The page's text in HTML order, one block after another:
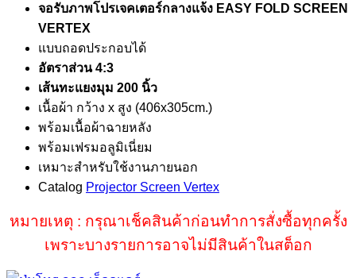
was:
฿56,000.00.
is:
จอรับภาพโปรเจคเตอร์กลางแจ้ง EASY FOLD SCREEN
VERTEX
แบบถอดประกอบได้
อัตราส่วน 4:3
เส้นทะแยงมุม 200 นิ้ว
เนื้อผ้า กว้าง x สูง (406x305cm.)
พร้อมเนื้อผ้าฉายหลัง
พร้อมเฟรมอลูมิเนี่ยม
เหมาะสำหรับใช้งานภายนอก
Catalog Projector Screen Vertex
หมายเหตุ : กรุณาเช็คสินค้าก่อนทำการสั่งซื้อทุกครั้ง
เพราะบางรายการอาจไม่มีสินค้าในสต็อก